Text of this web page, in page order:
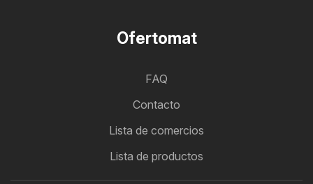
Ofertomat
FAQ
Contacto
Lista de comercios
Lista de productos